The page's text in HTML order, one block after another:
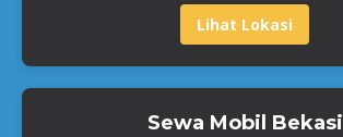
Lihat Lokasi
Sewa Mobil Bekasi